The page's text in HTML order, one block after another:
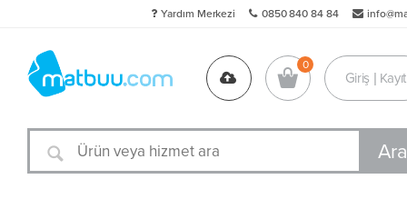
0850 840 84 84
Yardım Merkezi
Giriş | Kayıt